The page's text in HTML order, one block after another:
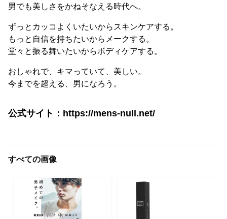
男でも美しさをかねそなえる時代へ。
ずっとカッコよくいたいからスキンケアする。
もっと自信を持ちたいからメークする。
堂々と振る舞いたいからボディケアする。
おしゃれで、キマっていて、美しい。
今までを超える、男になろう。
公式サイト：https://mens-null.net/
すべての画像